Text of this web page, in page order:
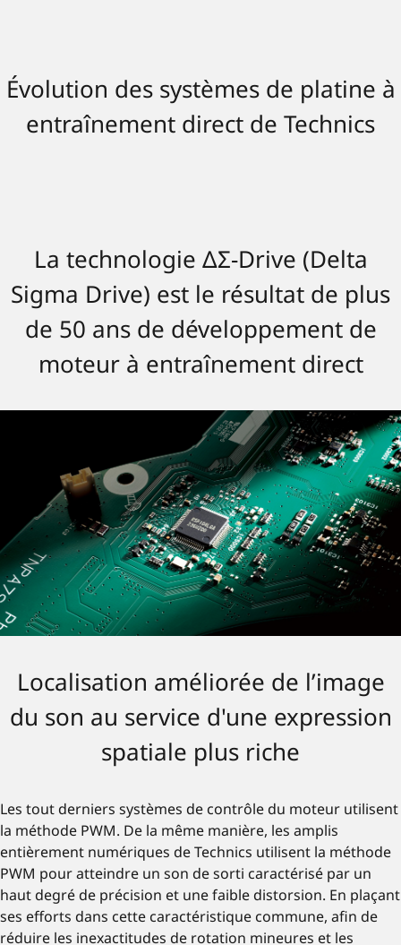
Évolution des systèmes de platine à
entraînement direct de Technics
La technologie ΔΣ-Drive (Delta
Sigma Drive) est le résultat de plus
de 50 ans de développement de
moteur à entraînement direct
Localisation améliorée de l’image
du son au service d'une expression
spatiale plus riche
Les tout derniers systèmes de contrôle du moteur utilisent
la méthode PWM. De la même manière, les amplis
entièrement numériques de Technics utilisent la méthode
PWM pour atteindre un son de sorti caractérisé par un
haut degré de précision et une faible distorsion. En plaçant
ses efforts dans cette caractéristique commune, afin de
réduire les inexactitudes de rotation mineures et les